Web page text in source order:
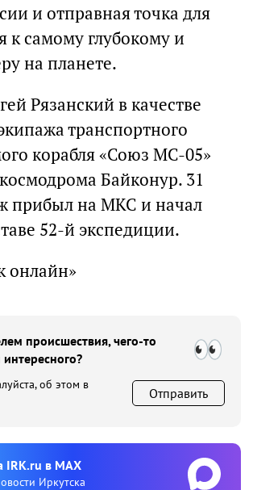
и отправная точка для
к самому глубокому и
на планете.
Рязанский в качестве
транспортного
корабля «Союз МС-05»
Байконур. 31
прибыл на МКС и начал
52-й экспедиции.
онлайн»
происшествия, чего-то
об этом в
Отправить
IRK.ru в MAX
Иркутска